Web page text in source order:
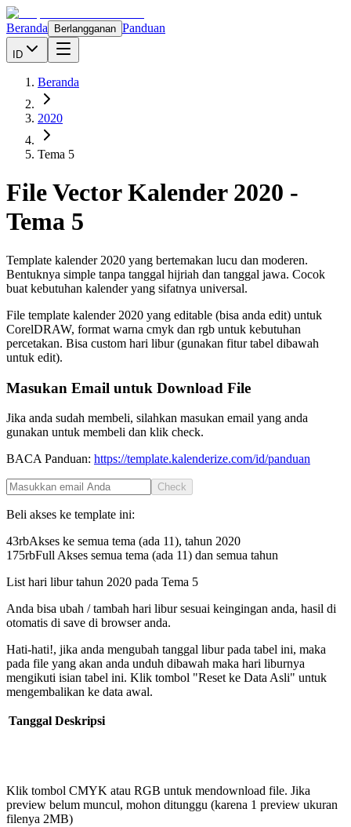
Beranda Berlangganan Panduan
ID
Beranda
2020
Tema 5
File Vector Kalender 2020 -
Tema 5
Template kalender 2020 yang bertemakan lucu dan moderen.
Bentuknya simple tanpa tanggal hijriah dan tanggal jawa. Cocok
buat kebutuhan kalender yang sifatnya universal.
File template kalender 2020 yang editable (bisa anda edit) untuk
CorelDRAW, format warna cmyk dan rgb untuk kebutuhan
percetakan. Bisa custom hari libur (gunakan fitur tabel dibawah
untuk edit).
Masukan Email untuk Download File
Jika anda sudah membeli, silahkan masukan email yang anda
gunakan untuk membeli dan klik check.
BACA Panduan: https://template.kalenderize.com/id/panduan
Check
Beli akses ke template ini:
43rbAkses ke semua tema (ada 11), tahun 2020
175rbFull Akses semua tema (ada 11) dan semua tahun
List hari libur tahun 2020 pada Tema 5
Anda bisa ubah / tambah hari libur sesuai keingingan anda, hasil di
otomatis di save di browser anda.
Hati-hati!, jika anda mengubah tanggal libur pada tabel ini, maka
pada file yang akan anda unduh dibawah maka hari liburnya
mengikuti isian tabel ini. Klik tombol "Reset ke Data Asli" untuk
mengembalikan ke data awal.
Tanggal Deskripsi
Klik tombol CMYK atau RGB untuk mendownload file. Jika
preview belum muncul, mohon ditunggu (karena 1 preview ukuran
filenya 2MB)